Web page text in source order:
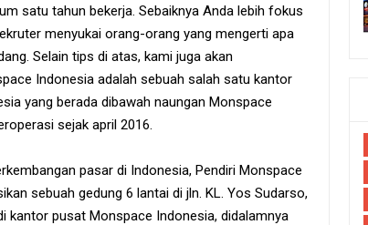
satu tahun bekerja. Sebaiknya Anda lebih fokus
menyukai orang-orang yang mengerti apa
Selain tips di atas, kami juga akan
Indonesia adalah sebuah salah satu kantor
yang berada dibawah naungan Monspace
sejak april 2016.
pasar di Indonesia, Pendiri Monspace
sebuah gedung 6 lantai di jln. KL. Yos Sudarso,
kantor pusat Monspace Indonesia, didalamnya